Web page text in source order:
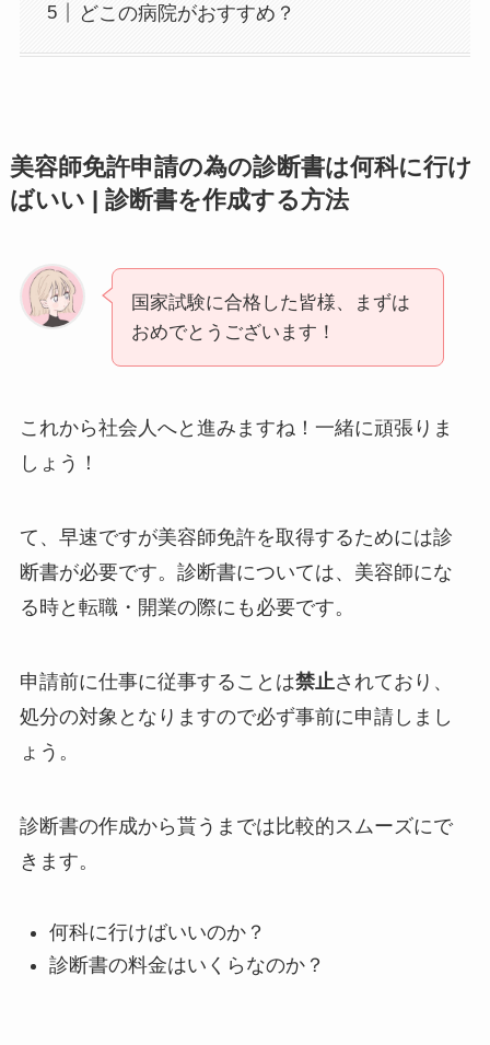
どこの病院がおすすめ？
美容師免許申請の為の診断書は何科に行け
ばいい | 診断書を作成する方法
国家試験に合格した皆様、まずは
おめでとうございます！
これから社会人へと進みますね！一緒に頑張りま
しょう！
て、早速ですが美容師免許を取得するためには診
断書が必要です。診断書については、美容師にな
る時と転職・開業の際にも必要です。
申請前に仕事に従事することは禁止されており、
処分の対象となりますので必ず事前に申請しまし
ょう。
診断書の作成から貰うまでは比較的スムーズにで
きます。
何科に行けばいいのか？
診断書の料金はいくらなのか？